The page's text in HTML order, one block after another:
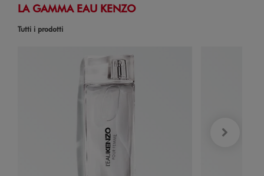
LA GAMMA EAU KENZO
Tutti i prodotti